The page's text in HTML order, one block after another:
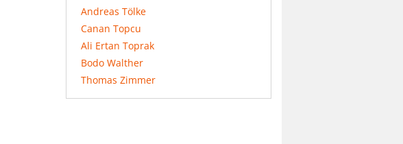
Andreas Tölke
Canan Topcu
Ali Ertan Toprak
Bodo Walther
Thomas Zimmer